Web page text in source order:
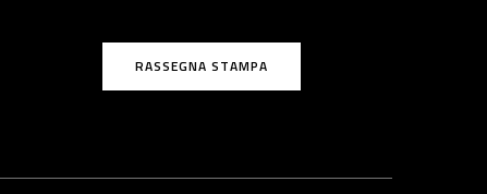
RASSEGNA STAMPA